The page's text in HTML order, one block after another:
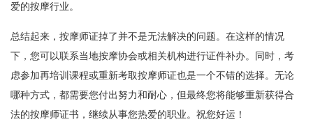
爱的按摩行业。
总结起来，按摩师证掉了并不是无法解决的问题。在这样的情况
下，您可以联系当地按摩协会或相关机构进行证件补办。同时，考
虑参加再培训课程或重新考取按摩师证也是一个不错的选择。无论
哪种方式，都需要您付出努力和耐心，但最终您将能够重新获得合
法的按摩师证书，继续从事您热爱的职业。祝您好运！